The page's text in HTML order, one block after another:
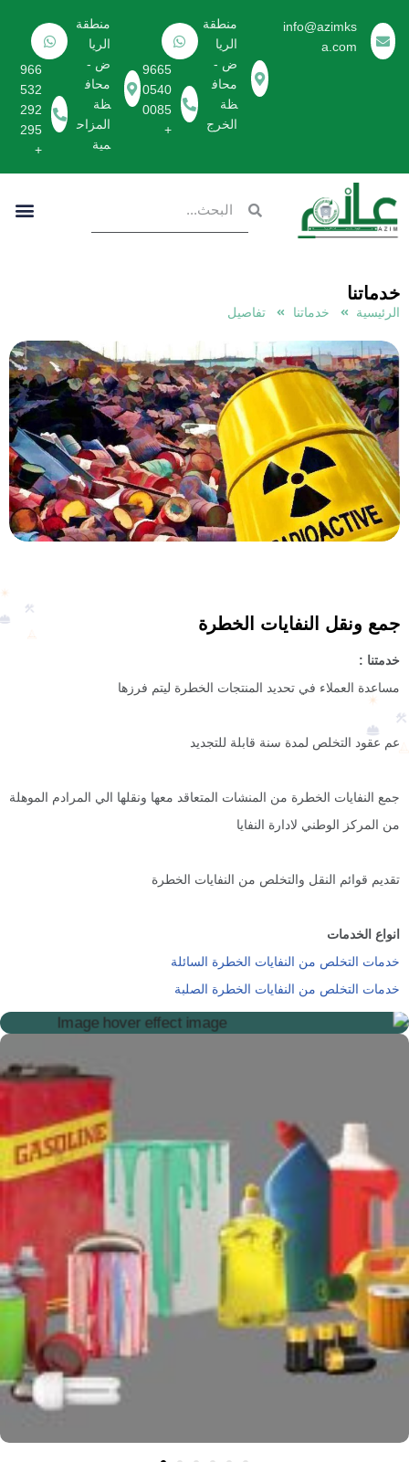
تخطى
info@azimks
a.com
منطقة
الريا
ض -
محاف
ظة
الخرج
9665
0540
0085
+
منطقة
الريا
ض -
محاف
ظة
المزاح
مية
966
532
292
295
+
خدماتنا
الرئيسية خدماتنا تفاصيل
جمع ونقل النفايات الخطرة
خدمتنا :
مساعدة العملاء في تحديد المنتجات الخطرة ليتم فرزها
عم عقود التخلص لمدة سنة قابلة للتجديد
جمع النفايات الخطرة من المنشات المتعاقد معها ونقلها الي المرادم الموهلة
من المركز الوطني لادارة النفايا
تقديم قوائم النقل والتخلص من النفايات الخطرة
انواع الخدمات
خدمات التخلص من النفايات الخطرة السائلة
خدمات التخلص من النفايات الخطرة الصلبة